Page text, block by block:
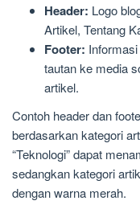
Header: Logo
Artikel, Tentang
Footer:
tautan ke media
artikel.
Contoh header dan
berdasarkan kategori
“Teknologi” dapat
sedangkan kategori
dengan warna merah.